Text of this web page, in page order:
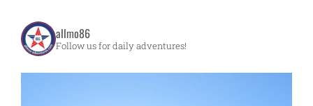
allmo86
Follow us for daily adventures!